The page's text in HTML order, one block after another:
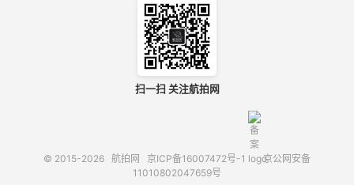
扫一扫 关注航拍网
© 2015-2026 航拍网 京ICP备16007472号-1
京公网安备
11010802047659号